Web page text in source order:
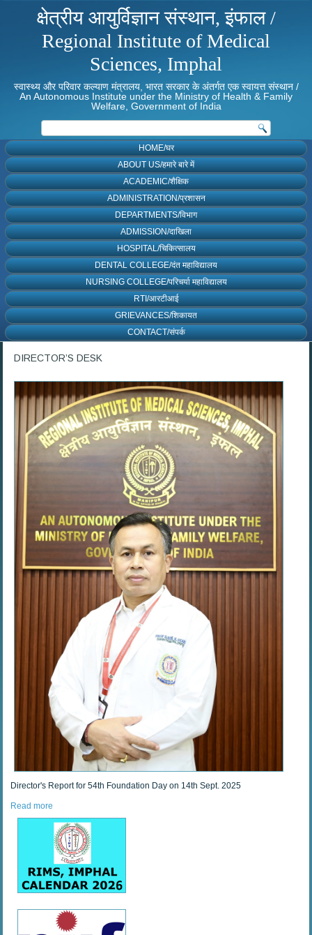
क्षेत्रीय आयुर्विज्ञान संस्थान, इंफाल /
Regional Institute of Medical
Sciences, Imphal
स्वास्थ्य और परिवार कल्याण मंत्रालय, भारत सरकार के अंतर्गत एक स्वायत्त संस्थान /
An Autonomous Institute under the Ministry of Health & Family
Welfare, Government of India
HOME/घर
ABOUT US/हमारे बारे में
ACADEMIC/शैक्षिक
ADMINISTRATION/प्रशासन
DEPARTMENTS/विभाग
ADMISSION/दाखिला
HOSPITAL/चिकित्सालय
DENTAL COLLEGE/दंत महाविद्यालय
NURSING COLLEGE/परिचर्या महाविद्यालय
RTI/आरटीआई
GRIEVANCES/शिकायत
CONTACT/संपर्क
DIRECTOR’S DESK
Director's Report for 54th Foundation Day on 14th Sept. 2025
Read more